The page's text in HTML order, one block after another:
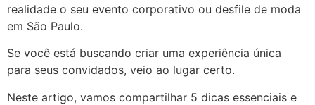
realidade o seu evento corporativo ou desfile de moda
em São Paulo.
Se você está buscando criar uma experiência única
para seus convidados, veio ao lugar certo.
Neste artigo, vamos compartilhar 5 dicas essenciais e